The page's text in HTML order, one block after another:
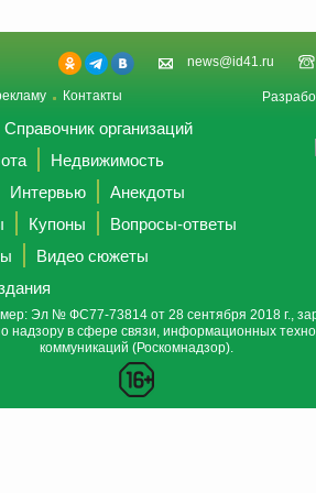
news@id41.ru
Контакты
Справочник организаций
Недвижимость
Интервью
Анекдоты
Купоны
Вопросы-ответы
Видео сюжеты
Эл № ФС77-73814 от 28 сентября 2018 г.,
надзору в сфере связи, информационных
коммуникаций (Роскомнадзор).